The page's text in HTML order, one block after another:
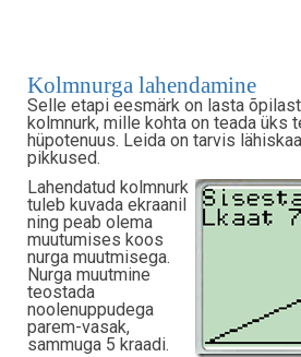
Kolmnurga lahendamine
Selle etapi eesmärk on lasta
kolmnurk, mille kohta on teada üks
hüpotenuus. Leida on tarvis
pikkused.
Lahendatud kolmnurk
tuleb kuvada ekraanil
ning peab olema
muutumises koos
nurga muutmisega.
Nurga muutmine
teostada
noolenuppudega
parem-vasak,
sammuga 5 kraadi.